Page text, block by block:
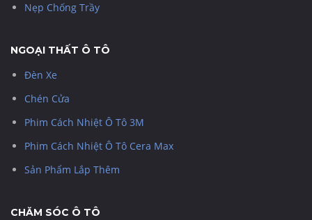
Nẹp Chống Trầy
NGOẠI THẤT Ô TÔ
Đèn Xe
Chén Cửa
Phim Cách Nhiệt Ô Tô 3M
Phim Cách Nhiệt Ô Tô Cera Max
Sản Phẩm Lắp Thêm
CHĂM SÓC Ô TÔ